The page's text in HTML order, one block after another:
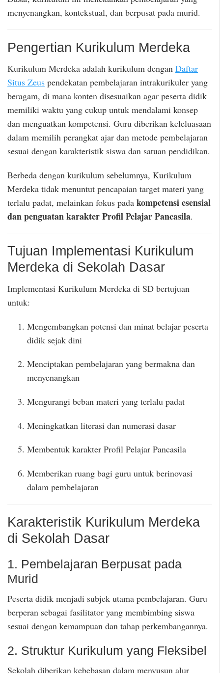
menyenangkan, kontekstual, dan berpusat pada murid.
Pengertian Kurikulum Merdeka
Kurikulum Merdeka adalah kurikulum dengan Daftar
Situs Zeus pendekatan pembelajaran intrakurikuler yang
beragam, di mana konten disesuaikan agar peserta didik
memiliki waktu yang cukup untuk mendalami konsep
dan menguatkan kompetensi. Guru diberikan keleluasaan
dalam memilih perangkat ajar dan metode pembelajaran
sesuai dengan karakteristik siswa dan satuan pendidikan.
Berbeda dengan kurikulum sebelumnya, Kurikulum
Merdeka tidak menuntut pencapaian target materi yang
terlalu padat, melainkan fokus pada kompetensi esensial
dan penguatan karakter Profil Pelajar Pancasila.
Tujuan Implementasi Kurikulum
Merdeka di Sekolah Dasar
Implementasi Kurikulum Merdeka di SD bertujuan
untuk:
Mengembangkan potensi dan minat belajar peserta
didik sejak dini
Menciptakan pembelajaran yang bermakna dan
menyenangkan
Mengurangi beban materi yang terlalu padat
Meningkatkan literasi dan numerasi dasar
Membentuk karakter Profil Pelajar Pancasila
Memberikan ruang bagi guru untuk berinovasi
dalam pembelajaran
Karakteristik Kurikulum Merdeka
di Sekolah Dasar
1. Pembelajaran Berpusat pada
Murid
Peserta didik menjadi subjek utama pembelajaran. Guru
berperan sebagai fasilitator yang membimbing siswa
sesuai dengan kemampuan dan tahap perkembangannya.
2. Struktur Kurikulum yang Fleksibel
Sekolah diberikan kebebasan dalam menyusun alur